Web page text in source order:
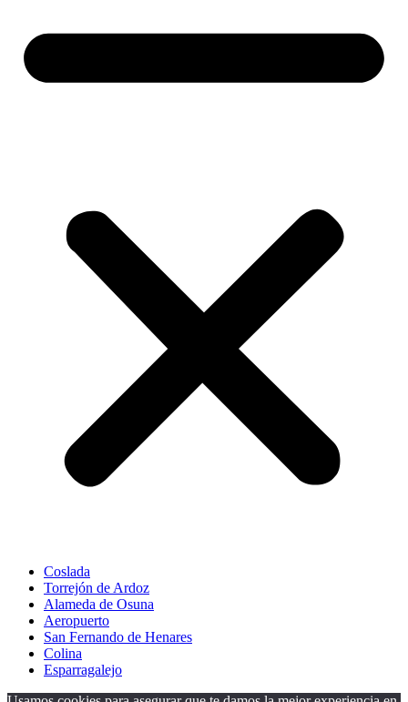
Coslada
Torrejón de Ardoz
Alameda de Osuna
Aeropuerto
San Fernando de Henares
Colina
Esparragalejo